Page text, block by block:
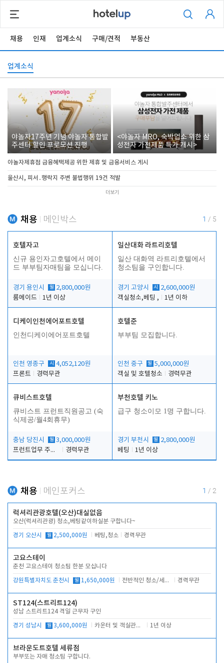
채용 인재 업계소식 구매/견적 부동산
업계소식
야놀자17주년 기념 야놀자 통합발
주센터 할인 프로모션 진행
<야놀자 MRO, 숙박업소 위한 삼
성전자 가전제품 특가 개시>
야놀자제휴점 금융혜택제공 위한 제휴 및 금융서비스 게시
울산시, 피서․행락지 주변 불법행위 19건 적발
더보기
채용 메인박스 1 / 5
호텔자고
신규 용인자고호텔에서 메이
드 부부팀자매팀을 모십니다.
경기 용인시 월 2,800,000원
룸메이드
1년 이상
일산대화 라트리호텔
일산 대화역 라트리호텔에서
청소팀을 구인합니다.
경기 고양시 시
2,600,000원
객실청소,베팅 ,
1년 이하
디케이인천에어포트호텔
인천디케이에어포트호텔
인천 영종구 시 4,052,120원
프론트
경력무관
호텔준
부부팀 모집합니다.
인천 중구 월 5,000,000원
객실 및 호텔청소
경력무관
큐비스트호텔
큐비스트 프런트직원공고 (숙
식제공/월4회휴무)
충남 당진시 월 3,000,000원
프런트업무 주간, 야간
경력무관
부천호텔 키노
급구 청소이모 1명 구합니다.
경기 부천시 월 2,800,000원
베팅
1년 이상
채용 메인포커스 1 / 2
럭셔리관광호텔(오산)대실없음
오산(럭셔리관광) 청소,베팅같이하실분 구합니다~
경기 오산시 월 2,500,000원 베팅,청소 경력무관
고요스테이
춘천 고요스테이 청소팀 한분 모십니다
강원특별자치도 춘천시 월 1,650,000원 전반적인 청소/세탁업무 경력무관
ST124(스트리트124)
성남 스트리트124 격일 근무자 구인
경기 성남시 월 3,600,000원 카운터 및 객실관리 전반 1년 이상
브라운도트호텔 세류점
부부또는 자매 청소팀 구합니다.